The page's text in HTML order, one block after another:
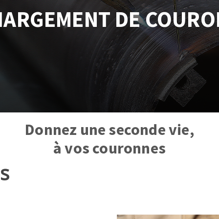
diamantés
Système auto-nivelant à vis
Système auto-nivelant à cale
Pose des joints
Nettoyage
ABRASIFS APPLIQUÉS
DE
Donnez une seconde vie,
à vos couronnes